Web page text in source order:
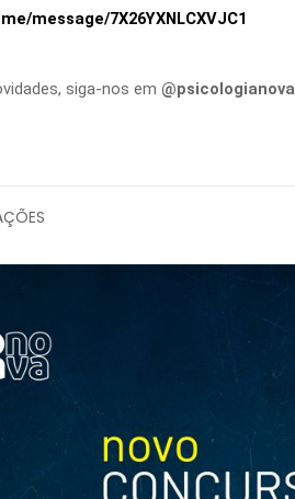
message/7X26YXNLCXVJC1
siga-nos em @psicologianova